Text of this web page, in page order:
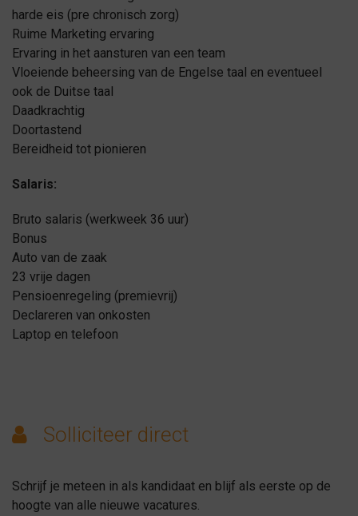
harde eis (pre chronisch zorg)
Ruime Marketing ervaring
Ervaring in het aansturen van een team
Vloeiende beheersing van de Engelse taal en eventueel
ook de Duitse taal
Daadkrachtig
Doortastend
Bereidheid tot pionieren
Salaris:
Bruto salaris (werkweek 36 uur)
Bonus
Auto van de zaak
23 vrije dagen
Pensioenregeling (premievrij)
Declareren van onkosten
Laptop en telefoon
Solliciteer direct
Schrijf je meteen in als kandidaat en blijf als eerste op de
hoogte van alle nieuwe vacatures.